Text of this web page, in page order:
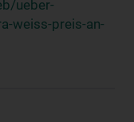
ueber-
weiss-preis-an-